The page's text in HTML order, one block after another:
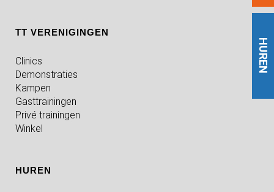
HUREN
TT VERENIGINGEN
Clinics
Demonstraties
Kampen
Gasttrainingen
Privé trainingen
Winkel
HUREN